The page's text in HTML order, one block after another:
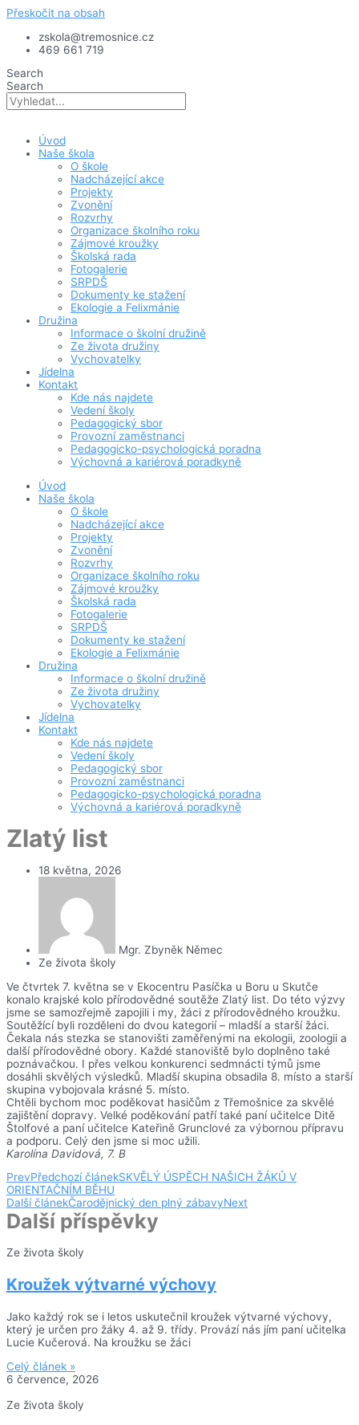
Přeskočit na obsah
zskola@tremosnice.cz
469 661 719
Search
Search
Úvod
Naše škola
O škole
Nadcházející akce
Projekty
Zvonění
Rozvrhy
Organizace školního roku
Zájmové kroužky
Školská rada
Fotogalerie
SRPDŠ
Dokumenty ke stažení
Ekologie a Felixmánie
Družina
Informace o školní družině
Ze života družiny
Vychovatelky
Jídelna
Kontakt
Kde nás najdete
Vedení školy
Pedagogický sbor
Provozní zaměstnanci
Pedagogicko-psychologická poradna
Výchovná a kariérová poradkyně
Úvod
Naše škola
O škole
Nadcházející akce
Projekty
Zvonění
Rozvrhy
Organizace školního roku
Zájmové kroužky
Školská rada
Fotogalerie
SRPDŠ
Dokumenty ke stažení
Ekologie a Felixmánie
Družina
Informace o školní družině
Ze života družiny
Vychovatelky
Jídelna
Kontakt
Kde nás najdete
Vedení školy
Pedagogický sbor
Provozní zaměstnanci
Pedagogicko-psychologická poradna
Výchovná a kariérová poradkyně
Zlatý list
18 května, 2026
Mgr. Zbyněk Němec
Ze života školy
Ve čtvrtek 7. května se v Ekocentru Pasíčka u Boru u Skutče
konalo krajské kolo přírodovědné soutěže Zlatý list. Do této výzvy
jsme se samozřejmě zapojili i my, žáci z přírodovědného kroužku.
Soutěžící byli rozděleni do dvou kategorií – mladší a starší žáci.
Čekala nás stezka se stanovišti zaměřenými na ekologii, zoologii a
další přírodovědné obory. Každé stanoviště bylo doplněno také
poznávačkou. I přes velkou konkurenci sedmnácti týmů jsme
dosáhli skvělých výsledků. Mladší skupina obsadila 8. místo a starší
skupina vybojovala krásné 5. místo.
Chtěli bychom moc poděkovat hasičům z Třemošnice za skvělé
zajištění dopravy. Velké poděkování patří také paní učitelce Ditě
Štolfové a paní učitelce Kateřině Grunclové za výbornou přípravu
a podporu. Celý den jsme si moc užili.
Karolína Davidová, 7. B
PrevPředchozí článekSKVĚLÝ ÚSPĚCH NAŠICH ŽÁKŮ V
ORIENTAČNÍM BĚHU
Další článekČarodějnický den plný zábavyNext
Další příspěvky
Ze života školy
Kroužek výtvarné výchovy
Jako každý rok se i letos uskutečnil kroužek výtvarné výchovy,
který je určen pro žáky 4. až 9. třídy. Provází nás jím paní učitelka
Lucie Kučerová. Na kroužku se žáci
Celý článek »
6 července, 2026
Ze života školy